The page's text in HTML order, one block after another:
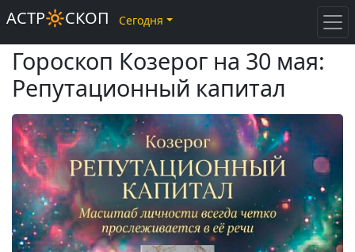
Гороскоп Козерог на 30 мая:
Репутационный капитал
АСТР🔆СКОП Сегодня